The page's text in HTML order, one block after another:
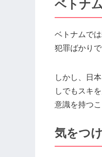
ベトナ
ベトナムで
犯罪ばかり
しかし、日
しでもスキ
意識を持つこ
気をつ